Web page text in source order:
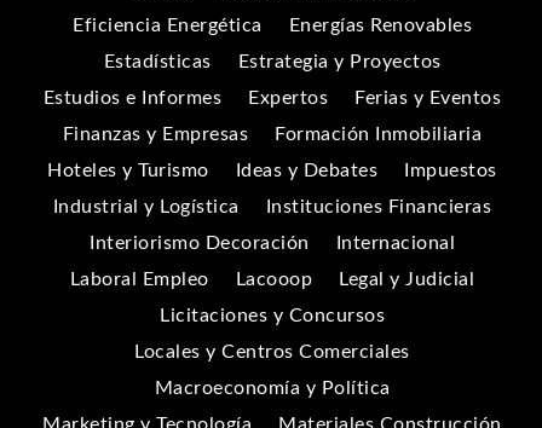
Eficiencia Energética
Energías Renovables
Estadísticas
Estrategia y Proyectos
Estudios e Informes
Expertos
Ferias y Eventos
Finanzas y Empresas
Formación Inmobiliaria
Hoteles y Turismo
Ideas y Debates
Impuestos
Industrial y Logística
Instituciones Financieras
Interiorismo Decoración
Internacional
Laboral Empleo
Lacooop
Legal y Judicial
Licitaciones y Concursos
Locales y Centros Comerciales
Macroeconomía y Política